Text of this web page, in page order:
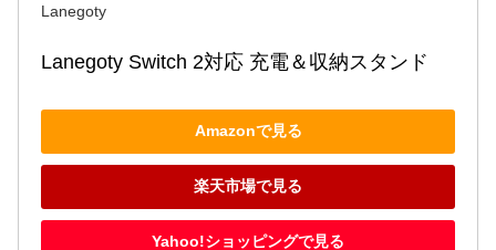
Lanegoty
Lanegoty Switch 2対応 充電＆収納スタンド
Amazonで見る
楽天市場で見る
Yahoo!ショッピングで見る